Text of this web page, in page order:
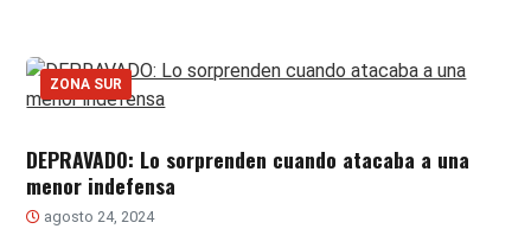
ZONA SUR
DEPRAVADO: Lo sorprenden cuando atacaba a una
menor indefensa
agosto 24, 2024